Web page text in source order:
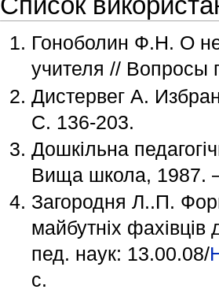
Гоноболин Ф.Н. О
учителя // Вопросы
Дистервег А.
С. 136-203.
Дошкільна
Вища школа, 1987.
Загородня Л..П.
майбутніх
пед. наук: 13.00.08/
с.